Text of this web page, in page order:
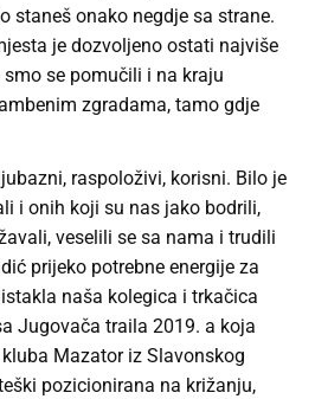
staneš onako negdje sa strane.
je dozvoljeno ostati najviše
se pomučili i na kraju
zgradama, tamo gdje
raspoloživi, korisni. Bilo je
i onih koji su nas jako bodrili,
veselili se sa nama i trudili
prijeko potrebne energije za
naša kolegica i trkačica
Jugovača traila 2019. a koja
Mazator iz Slavonskog
pozicionirana na križanju,